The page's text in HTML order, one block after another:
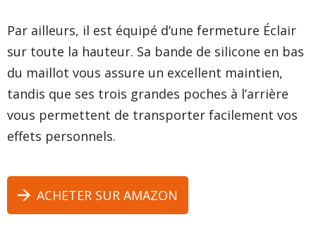
Par ailleurs, il est équipé d’une fermeture Éclair
sur toute la hauteur. Sa bande de silicone en bas
du maillot vous assure un excellent maintien,
tandis que ses trois grandes poches à l’arrière
vous permettent de transporter facilement vos
effets personnels.
ACHETER SUR AMAZON